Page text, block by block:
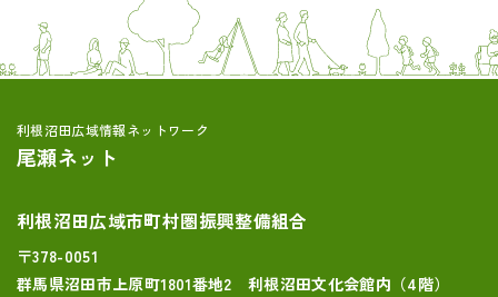
利根沼田広域情報ネットワーク
尾瀬ネット
利根沼田広域市町村圏振興整備組合
〒378-0051
群馬県沼田市上原町1801番地2 利根沼田文化会館内（4階）